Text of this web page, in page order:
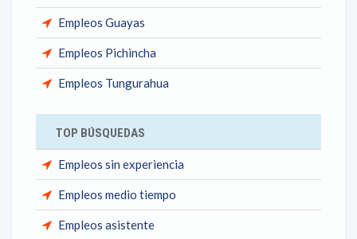
Empleos Guayas
Empleos Pichincha
Empleos Tungurahua
TOP BÚSQUEDAS
Empleos sin experiencia
Empleos medio tiempo
Empleos asistente